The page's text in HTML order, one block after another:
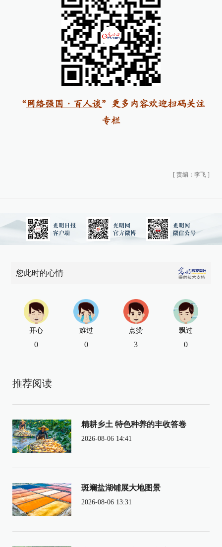
“网络强国·百人谈”
更多内容欢迎扫码关注
专栏
[ 责编：李飞 ]
您此时的心情
开心
0
难过
0
点赞
3
飘过
0
推荐阅读
精耕乡土 特色种养的丰收答卷
2026-08-06 14:41
斑斓盐湖铺展大地图景
2026-08-06 13:31